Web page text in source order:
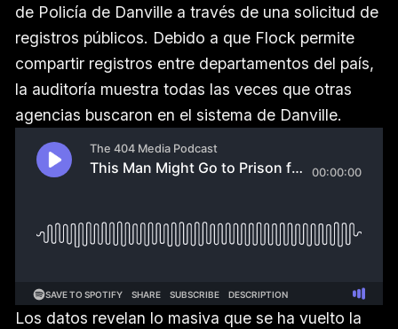
de Policía de Danville a través de una solicitud de
registros públicos. Debido a que Flock permite
compartir registros entre departamentos del país,
la auditoría muestra todas las veces que otras
agencias buscaron en el sistema de Danville.
Los datos revelan lo masiva que se ha vuelto la